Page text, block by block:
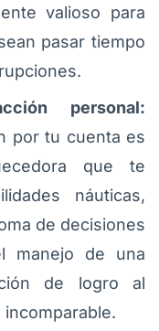
valioso para
pasar tiempo
personal:
por tu cuenta es
que te
náuticas,
de decisiones
manejo de una
de logro al